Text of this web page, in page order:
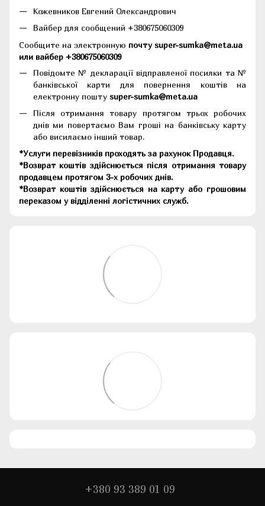
Кожевников Евгений Олександрович
Вайбер для сообщений +380675060309
Сообщите на электронную почту super-sumka@meta.ua
или вайбер +380675060309
Повідомте № декларації відправленої посилки та №
банківської карти для повернення коштів на
електронну пошту super-sumka@meta.ua
Після отримання товару протягом трьох робочих
днів ми повертаємо Вам гроші на банківську карту
або висилаємо інший товар.
*Услуги перевізників проходять за рахунок Продавця.
*Возврат коштів здійснюється після отримання товару
продавцем протягом 3-х робочих днів.
*Возврат коштів здійснюється на карту або грошовим
переказом у відділенні логістичних служб.
+380 93 389 01 09